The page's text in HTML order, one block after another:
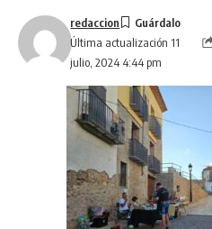
Última actualización 11
julio, 2024 4:44 pm
redaccion